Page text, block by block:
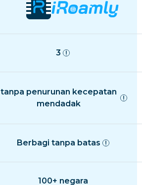
3
tanpa penurunan kecepatan
mendadak
Berbagi tanpa batas
100+ negara